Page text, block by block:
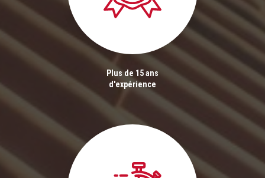
Plus de 15 ans
d'expérience